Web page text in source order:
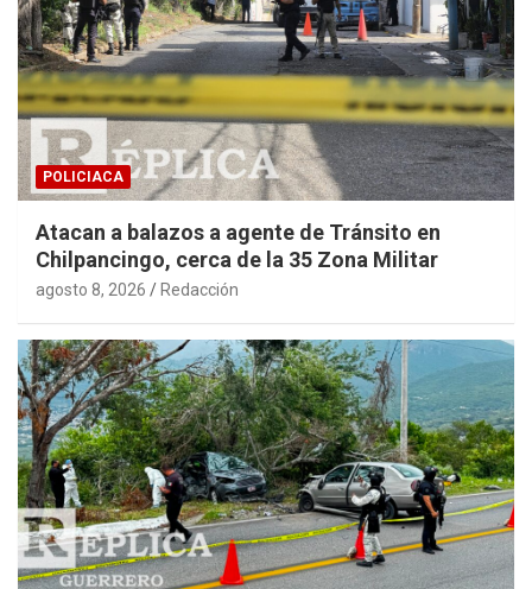
POLICIACA
Atacan a balazos a agente de Tránsito en
Chilpancingo, cerca de la 35 Zona Militar
agosto 8, 2026 Redacción